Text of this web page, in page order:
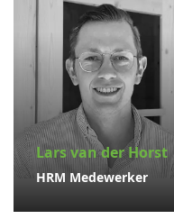
Lars van der Horst
HRM Medewerker